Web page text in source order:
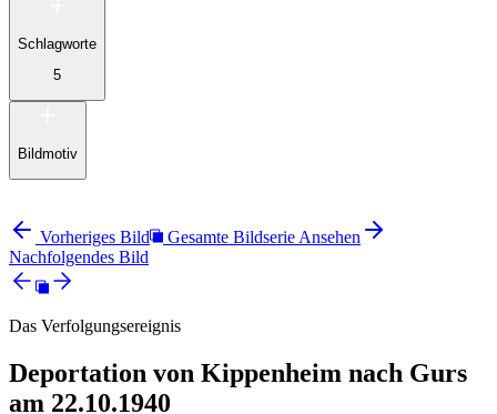
Schlagworte
5
Bildmotiv
Vorheriges Bild
Gesamte Bildserie Ansehen
Nachfolgendes Bild
Das Verfolgungsereignis
Deportation von Kippenheim nach Gurs
am 22.10.1940